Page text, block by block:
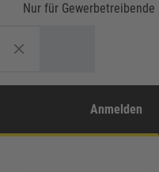
Nur für Gewerbetreibende
Anmelden